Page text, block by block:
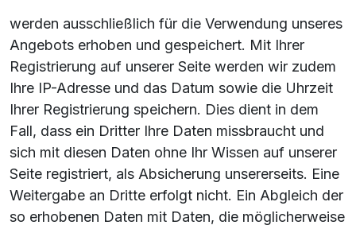
werden ausschließlich für die Verwendung unseres
Angebots erhoben und gespeichert. Mit Ihrer
Registrierung auf unserer Seite werden wir zudem
Ihre IP-Adresse und das Datum sowie die Uhrzeit
Ihrer Registrierung speichern. Dies dient in dem
Fall, dass ein Dritter Ihre Daten missbraucht und
sich mit diesen Daten ohne Ihr Wissen auf unserer
Seite registriert, als Absicherung unsererseits. Eine
Weitergabe an Dritte erfolgt nicht. Ein Abgleich der
so erhobenen Daten mit Daten, die möglicherweise